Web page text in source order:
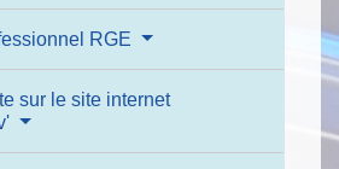
RGE
sur le site internet